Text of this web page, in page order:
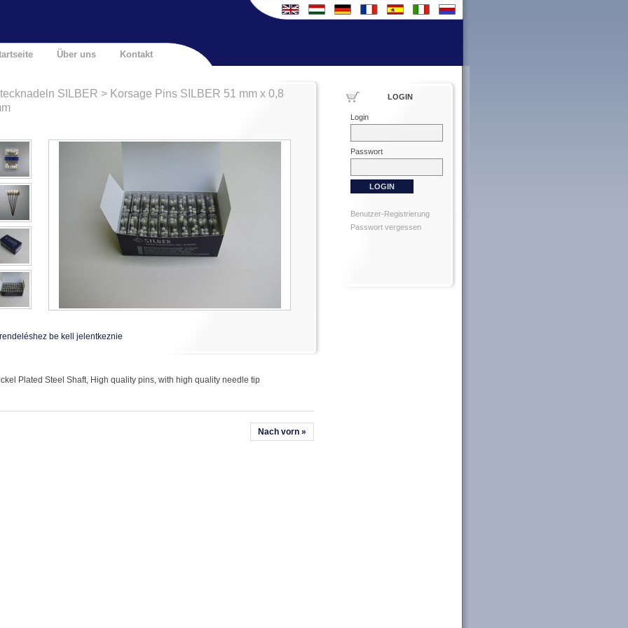
Über uns Kontakt
SILBER > Korsage Pins SILBER 51 mm x 0,8
be kell jelentkeznie
Plated Steel Shaft, High quality pins, with high quality needle tip
Nach vorn »
LOGIN
Login
Passwort
Benutzer-Registrierung
Passwort vergessen